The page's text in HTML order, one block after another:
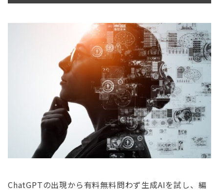
ChatGPTの出現から有料無料問わず生成AIを試し、編